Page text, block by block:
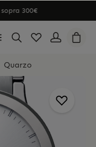
300€
Quarzo